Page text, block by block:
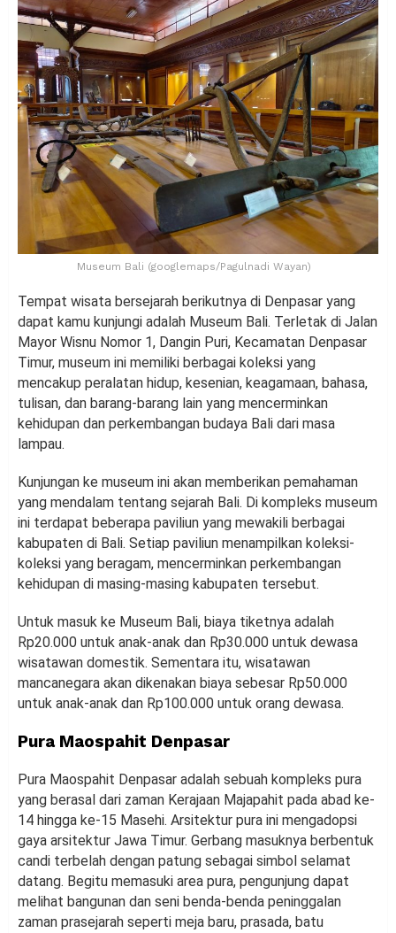
Museum Bali (googlemaps/Pagulnadi Wayan)
Tempat wisata bersejarah berikutnya di Denpasar yang
dapat kamu kunjungi adalah Museum Bali. Terletak di Jalan
Mayor Wisnu Nomor 1, Dangin Puri, Kecamatan Denpasar
Timur, museum ini memiliki berbagai koleksi yang
mencakup peralatan hidup, kesenian, keagamaan, bahasa,
tulisan, dan barang-barang lain yang mencerminkan
kehidupan dan perkembangan budaya Bali dari masa
lampau.
Kunjungan ke museum ini akan memberikan pemahaman
yang mendalam tentang sejarah Bali. Di kompleks museum
ini terdapat beberapa paviliun yang mewakili berbagai
kabupaten di Bali. Setiap paviliun menampilkan koleksi-
koleksi yang beragam, mencerminkan perkembangan
kehidupan di masing-masing kabupaten tersebut.
Untuk masuk ke Museum Bali, biaya tiketnya adalah
Rp20.000 untuk anak-anak dan Rp30.000 untuk dewasa
wisatawan domestik. Sementara itu, wisatawan
mancanegara akan dikenakan biaya sebesar Rp50.000
untuk anak-anak dan Rp100.000 untuk orang dewasa.
Pura Maospahit Denpasar
Pura Maospahit Denpasar adalah sebuah kompleks pura
yang berasal dari zaman Kerajaan Majapahit pada abad ke-
14 hingga ke-15 Masehi. Arsitektur pura ini mengadopsi
gaya arsitektur Jawa Timur. Gerbang masuknya berbentuk
candi terbelah dengan patung sebagai simbol selamat
datang. Begitu memasuki area pura, pengunjung dapat
melihat bangunan dan seni benda-benda peninggalan
zaman prasejarah seperti meja baru, prasada, batu